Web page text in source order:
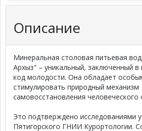
Описание
Минеральная столовая питьевая
Архыз" – уникальный, заключенный в
код молодости. Она обладает
стимулировать природный механизм
самовосстановления человеческого
Это подтверждено исследованиями
Пятигорского ГНИИ Курортологии.